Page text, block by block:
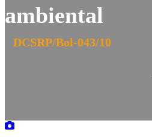
ambiental
DCSRP/Bol-043/10